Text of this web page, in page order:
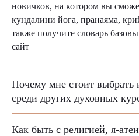
новичков, на котором вы
кундалини йога, пранаяма,
также получите словарь
сайт
Почему мне стоит выбрать
среди других духовных
Как быть с религией, я-